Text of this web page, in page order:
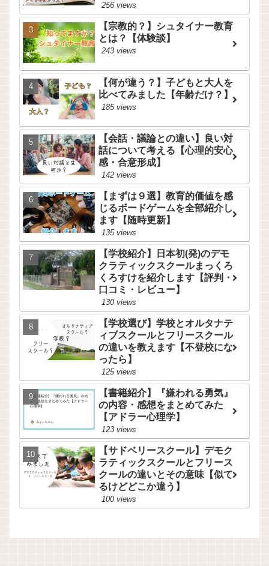
256 views
【宗教的？】シュタイナー教育
とは？【体験談】
243 views
【何が違う？】子どもと大人を
比べてみました【年齢だけ？】
185 views
【会話・議論との違い】良い対
話について考える【心理的安心
感・合意形成】
142 views
【まずは９選】教育的価値を感
じるボードゲームを全部紹介し
ます【随時更新】
135 views
【学校紹介】日本初(発)のデモ
クラティックスクールまっくろ
くろすけを紹介します【評判・
口コミ・レビュー】
130 views
【学校選び】学校とオルタナテ
ィブスクールとフリースクール
の違いを教えます【不登校にな
ったら】
125 views
【書籍紹介】『嫌われる勇気』
の内容・感想をまとめてみた
【アドラー心理学】
123 views
【サドベリースクール】デモク
ラティックスクールとフリース
クールの違いとその意味【似て
るけどどこか違う】
100 views